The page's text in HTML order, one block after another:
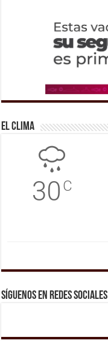
El Clima
30 C
Síguenos en Redes Sociales